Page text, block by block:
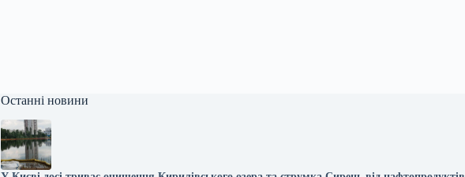
Останні новини